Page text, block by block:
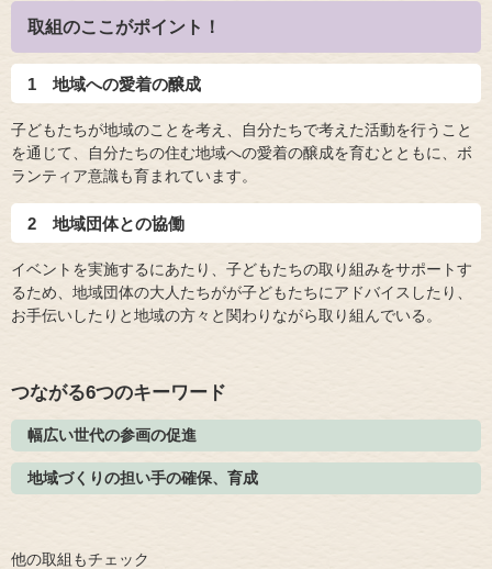
取組のここがポイント！
1 地域への愛着の醸成
子どもたちが地域のことを考え、自分たちで考えた活動を行うこと
を通じて、自分たちの住む地域への愛着の醸成を育むとともに、ボ
ランティア意識も育まれています。
2 地域団体との協働
イベントを実施するにあたり、子どもたちの取り組みをサポートす
るため、地域団体の大人たちがが子どもたちにアドバイスしたり、
お手伝いしたりと地域の方々と関わりながら取り組んでいる。
つながる6つのキーワード
幅広い世代の参画の促進
地域づくりの担い手の確保、育成
他の取組もチェック